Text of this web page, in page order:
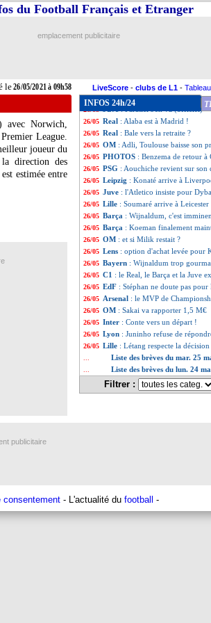
le26/05/2021 à 09h58
du Football Français et Etranger
emplacement publicitaire
LiveScore - clubs de L1 -
avec Norwich,
League.
joueur du
direction des
estimée entre
INFOS 24h/24
26/05 Nantes: l'OM garde un oeil sur
26/05 Tottenham: Southgate prévient
26/05 Lille: Blanc, une piste à oublier ?
26/05 Pays-Bas : la liste des 26 avec
26/05 Barça: deux ans de plus pour
: Paratici s'en va (officiel)
26/05 Real : Alaba est à Madrid !
26/05 Real : Bale vers la retraite ?
26/05 OM : Adli, Toulouse baisse son
26/05 PHOTOS : Benzema de retour à
26/05 PSG : Aouchiche revient sur son
26/05 Leipzig : Konaté arrive à
26/05 Juve : l'Atletico insiste pour
26/05 Lille : Soumaré arrive à Leicester
26/05 Barça : Wijnaldum, c'est
26/05 Barça : Koeman finalement
26/05 OM : et si Milik restait ?
26/05 Lens : option d'achat levée pour
26/05 Bayern : Wijnaldum trop
26/05 C1 : le Real, le Barça et la Juve
26/05 EdF : Stéphan ne doute pas pour
26/05 Arsenal : le MVP de
26/05 OM : Sakai va rapporter 1,5 M€
26/05 Inter : Conte vers un départ !
26/05 Lyon : Juninho refuse de
26/05 Lille : Létang respecte la
Liste des brèves du mar. 25
Liste des brèves du lun. 24
Filtrer :
publicitaire
consentement - L'actualité du football -